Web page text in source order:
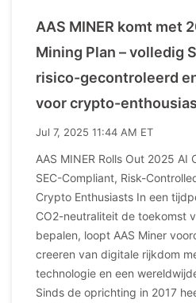
AAS MINER komt met
Mining Plan – volledig
risico-gecontroleerd
voor crypto-
Jul 7, 2025 11:44 AM ET
AAS MINER Rolls Out 2025 AI
SEC-Compliant, Risk-
Crypto Enthusiasts In een
CO2-neutraliteit de toekomst
bepalen, loopt AAS Miner
creeren van digitale rijkdom
technologie en een
Sinds de oprichting in 2017